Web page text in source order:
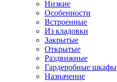
Низкие
Особенности
Встроенные
Из кладовки
Закрытые
Открытые
Раздвижные
Гардеробные шкафы
Назначение